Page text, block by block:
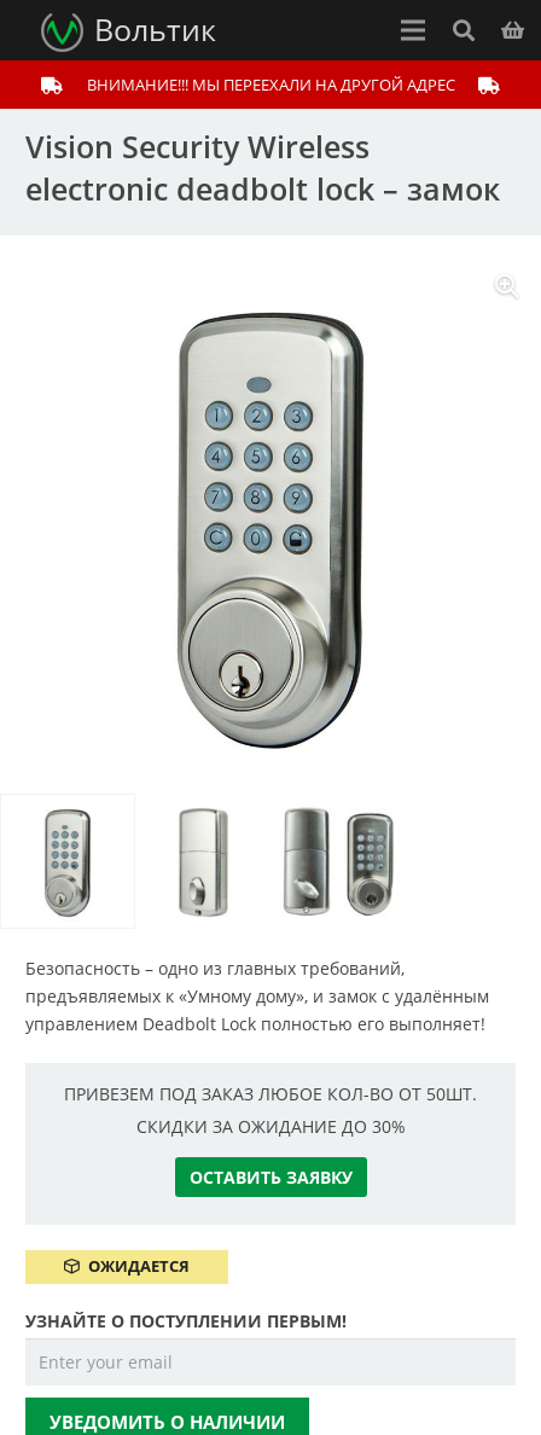
Вольтик
ВНИМАНИЕ!!! МЫ ПЕРЕЕХАЛИ НА ДРУГОЙ АДРЕС
Vision Security Wireless
electronic deadbolt lock – замок
Безопасность – одно из главных требований,
предъявляемых к «Умному дому», и замок с удалённым
управлением Deadbolt Lock полностью его выполняет!
ПРИВЕЗЕМ ПОД ЗАКАЗ ЛЮБОЕ КОЛ-ВО ОТ 50ШТ.
СКИДКИ ЗА ОЖИДАНИЕ ДО 30%
ОСТАВИТЬ ЗАЯВКУ
ОЖИДАЕТСЯ
УЗНАЙТЕ О ПОСТУПЛЕНИИ ПЕРВЫМ!
УВЕДОМИТЬ О НАЛИЧИИ